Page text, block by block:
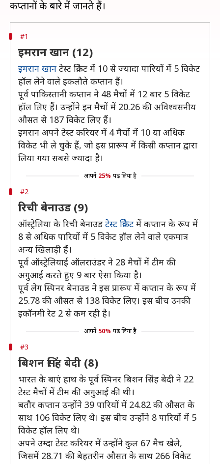
#1
इमरान खान (12)
इमरान खान टेस्ट क्रिकेट में 10 से ज्यादा पारियों में 5 विकेट
हॉल लेने वाले इकलौते कप्तान हैं।
पूर्व पाकिस्तानी कप्तान ने 48 मैचों में 12 बार 5 विकेट
हॉल लिए हैं। उन्होंने इन मैचों में 20.26 की अविश्वसनीय
औसत से 187 विकेट लिए हैं।
इमरान अपने टेस्ट करियर में 4 मैचों में 10 या अधिक
विकेट भी ले चुके हैं, जो इस प्रारूप में किसी कप्तान द्वारा
लिया गया सबसे ज्यादा है।
आपने 25% पढ़ लिया है
#2
रिची बेनाउड (9)
ऑस्ट्रेलिया के रिची बेनाउड टेस्ट क्रिकेट में कप्तान के रूप में
8 से अधिक पारियों में 5 विकेट हॉल लेने वाले एकमात्र
अन्य खिलाड़ी हैं।
पूर्व ऑस्ट्रेलियाई ऑलराउंडर ने 28 मैचों में टीम की
अगुआई करते हुए 9 बार ऐसा किया है।
पूर्व लेग स्पिनर बेनाउड ने इस प्रारूप में कप्तान के रूप में
25.78 की औसत से 138 विकेट लिए। इस बीच उनकी
इकॉनमी रेट 2 से कम रही है।
आपने 50% पढ़ लिया है
#3
बिशन सिंह बेदी (8)
भारत के बाएं हाथ के पूर्व स्पिनर बिशन सिंह बेदी ने 22
टेस्ट मैचों में टीम की अगुआई की थी।
बतौर कप्तान उन्होंने 39 पारियों में 24.82 की औसत के
साथ 106 विकेट लिए थे। इस बीच उन्होंने 8 पारियों में 5
विकेट हॉल लिए थे।
अपने उम्दा टेस्ट करियर में उन्होंने कुल 67 मैच खेले,
जिसमें 28.71 की बेहतरीन औसत के साथ 266 विकेट